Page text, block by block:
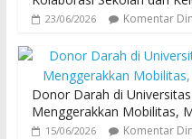
23/06/2026 Komentar
Donor Darah di
Menggerakkan Mobilitas,
15/06/2026 Komentar